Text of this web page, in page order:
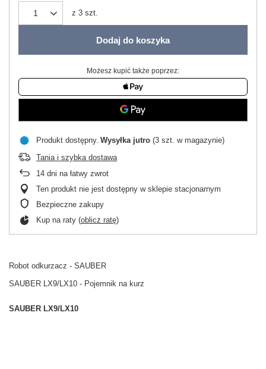
z 3 szt.
Dodaj do koszyka
Możesz kupić także poprzez:
Produkt dostępny Wysyłka jutro (3 szt. w magazynie)
Tania i szybka dostawa
14 dni na łatwy zwrot
Ten produkt nie jest dostępny w sklepie stacjonarnym
Bezpieczne zakupy
Kup na raty (oblicz ratę)
Robot odkurzacz - SAUBER
SAUBER LX9/LX10 - Pojemnik na kurz
SAUBER LX9/LX10